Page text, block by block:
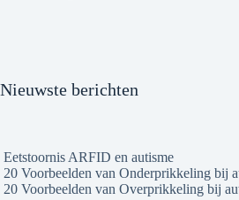
Nieuwste berichten
Eetstoornis ARFID en autisme
20 Voorbeelden van Onderprikkeling bij
20 Voorbeelden van Overprikkeling bij